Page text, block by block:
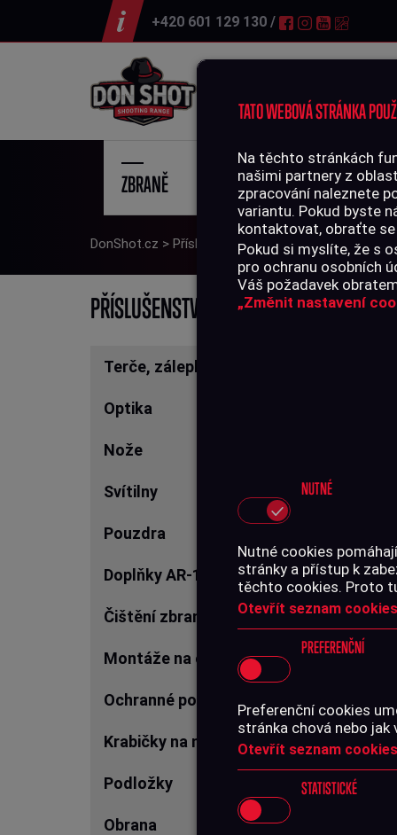
TATO WEBOVÁ STRÁNKA
Na těchto stránkách
našimi partnery z
zpracování naleznete
variantu. Pokud byste
kontaktovat, obraťte
Pokud si myslíte, že s
pro ochranu osobních
Váš požadavek
„Změnit nastavení
NUTNÉ
Nutné cookies
stránky a přístup k
těchto cookies. Proto
Otevřít seznam
PREFERENČNÍ
Preferenční cookies
stránka chová nebo jak
Otevřít seznam
STATISTICKÉ
+420 601 129 130 /
ZBRANĚ
DonShot.cz > Příslušenství>Zásobníky
PŘÍSLUŠENSTVÍ
Terče, zálepky
Optika
Nože
Svítilny
Pouzdra
Doplňky AR-15
Čištění zbraní
Montáže na optiku
Ochranné pomůcky
Krabičky na náboje
Podložky
Obrana
A-Z